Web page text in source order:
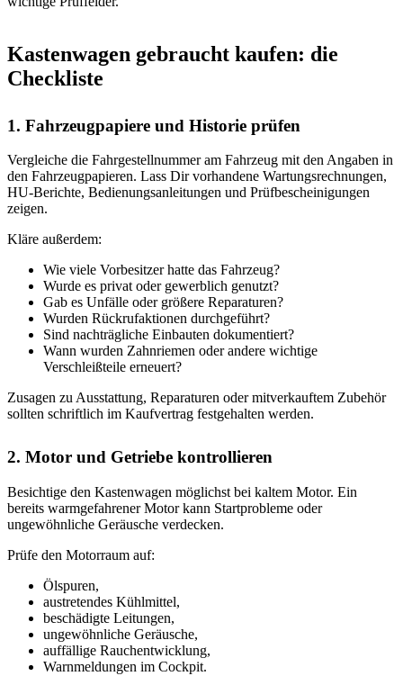
Kastenwagen gebraucht kaufen: die
Checkliste
1. Fahrzeugpapiere und Historie prüfen
Vergleiche die Fahrgestellnummer am Fahrzeug mit den Angaben in
den Fahrzeugpapieren. Lass Dir vorhandene Wartungsrechnungen,
HU-Berichte, Bedienungsanleitungen und Prüfbescheinigungen
zeigen.
Kläre außerdem:
Wie viele Vorbesitzer hatte das Fahrzeug?
Wurde es privat oder gewerblich genutzt?
Gab es Unfälle oder größere Reparaturen?
Wurden Rückrufaktionen durchgeführt?
Sind nachträgliche Einbauten dokumentiert?
Wann wurden Zahnriemen oder andere wichtige
Verschleißteile erneuert?
Zusagen zu Ausstattung, Reparaturen oder mitverkauftem Zubehör
sollten schriftlich im Kaufvertrag festgehalten werden.
2. Motor und Getriebe kontrollieren
Besichtige den Kastenwagen möglichst bei kaltem Motor. Ein
bereits warmgefahrener Motor kann Startprobleme oder
ungewöhnliche Geräusche verdecken.
Prüfe den Motorraum auf:
Ölspuren,
austretendes Kühlmittel,
beschädigte Leitungen,
ungewöhnliche Geräusche,
auffällige Rauchentwicklung,
Warnmeldungen im Cockpit.